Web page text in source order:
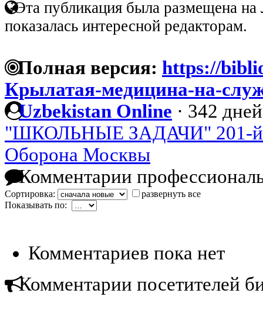
Эта публикация была размещена на
показалась интересной редакторам.
Полная версия: https://
Крылатая-медицина-на-
Uzbekistan Online · 342
"ШКОЛЬНЫЕ ЗАДАЧИ" 201-й
Оборона Москвы
Комментарии
Сортировка:
развернуть все
Показывать по:
Комментариев пока нет
Комментарии посетителей